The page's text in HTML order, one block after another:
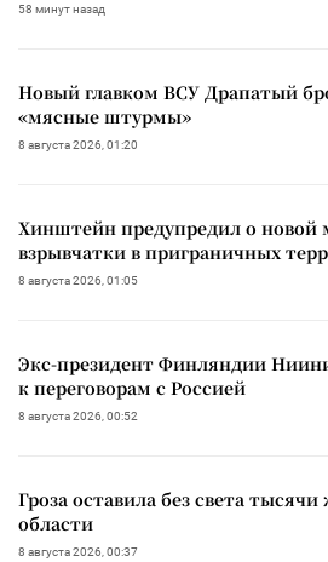
58 минут назад
Новый главком ВСУ Драпатый
«мясные штурмы»
8 августа 2026, 01:20
Хинштейн предупредил о новой
взрывчатки в приграничных
8 августа 2026, 01:05
Экс-президент Финляндии
к переговорам с Россией
8 августа 2026, 00:52
Гроза оставила без света
области
8 августа 2026, 00:37